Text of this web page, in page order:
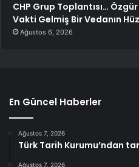
CHP Grup Toplantısı…
Vakti Gelmiş Bir Vedanın
Ağustos 6, 2026
En Güncel Haberler
Ağustos 7, 2026
Türk Tarih Kurumu’ndan
Ağustos 7, 2026